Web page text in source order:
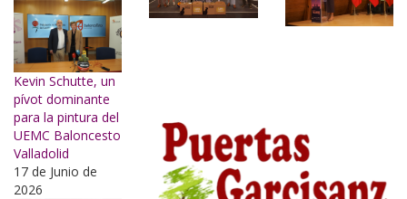
Kevin Schutte, un
pívot dominante
para la pintura del
UEMC Baloncesto
Valladolid
17 de Junio de
2026